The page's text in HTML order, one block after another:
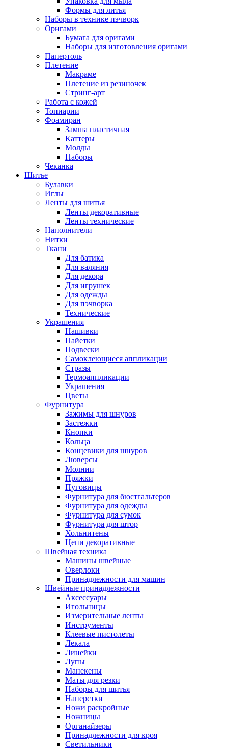
Формы для литья
Наборы в технике пэчворк
Оригами
Бумага для оригами
Наборы для изготовления оригами
Папертоль
Плетение
Макраме
Плетение из резиночек
Стринг-арт
Работа с кожей
Топиарии
Фоамиран
Замша пластичная
Каттеры
Молды
Наборы
Чеканка
Шитье
Булавки
Иглы
Ленты для шитья
Ленты декоративные
Ленты технические
Наполнители
Нитки
Ткани
Для батика
Для валяния
Для декора
Для игрушек
Для одежды
Для пэчворка
Технические
Украшения
Нашивки
Пайетки
Подвески
Самоклеющиеся аппликации
Стразы
Термоаппликации
Украшения
Цветы
Фурнитура
Зажимы для шнуров
Застежки
Кнопки
Кольца
Концевики для шнуров
Люверсы
Молнии
Пряжки
Пуговицы
Фурнитура для бюстгальтеров
Фурнитура для одежды
Фурнитура для сумок
Фурнитура для штор
Хольнитены
Цепи декоративные
Швейная техника
Машины швейные
Оверлоки
Принадлежности для машин
Швейные принадлежности
Аксессуары
Игольницы
Измерительные ленты
Инструменты
Клеевые пистолеты
Лекала
Линейки
Лупы
Манекены
Маты для резки
Наборы для шитья
Наперстки
Ножи раскройные
Ножницы
Органайзеры
Принадлежности для кроя
Светильники